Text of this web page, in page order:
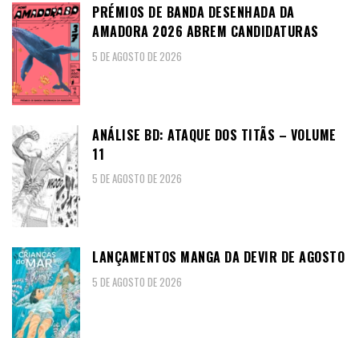
PRÉMIOS DE BANDA DESENHADA DA
AMADORA 2026 ABREM CANDIDATURAS
5 DE AGOSTO DE 2026
ANÁLISE BD: ATAQUE DOS TITÃS – VOLUME
11
5 DE AGOSTO DE 2026
LANÇAMENTOS MANGA DA DEVIR DE AGOSTO
5 DE AGOSTO DE 2026